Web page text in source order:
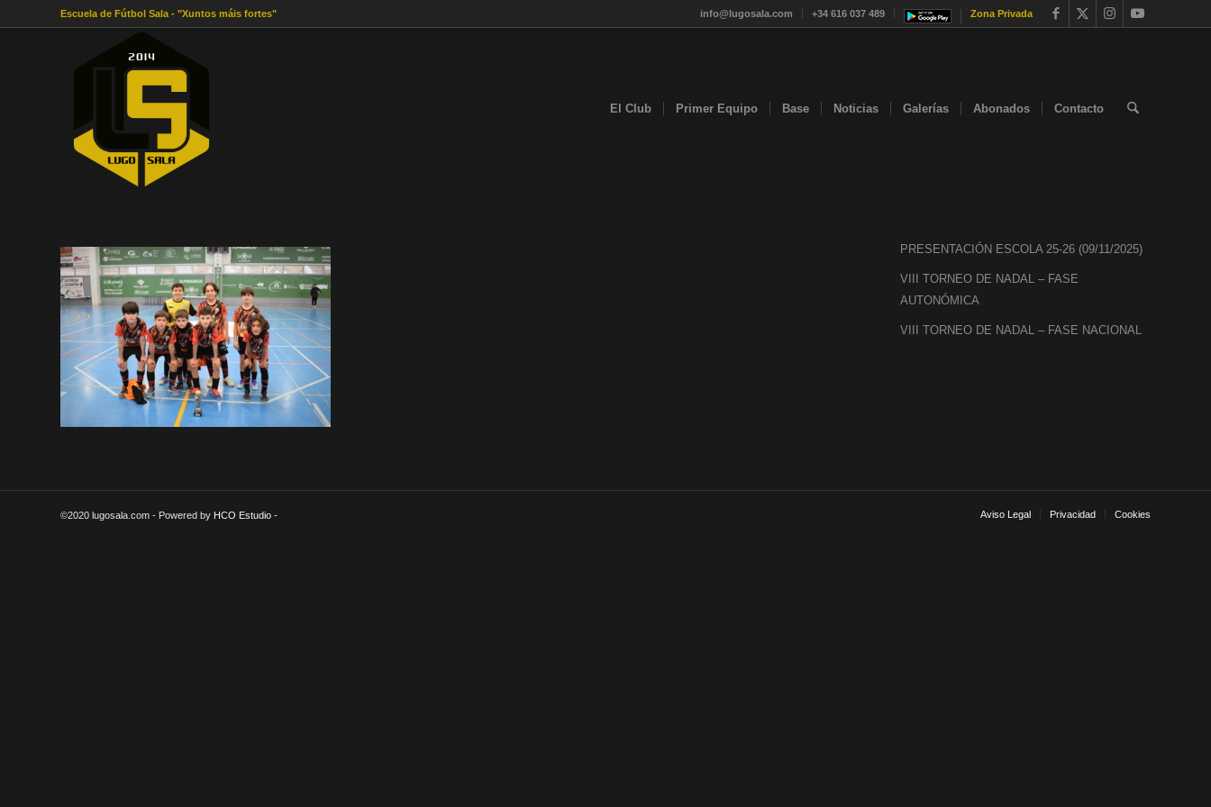
info@lugosala.com +34 616 037 489 Zona Privada
Escuela de Fútbol Sala - "Xuntos máis fortes"
El Club Primer Equipo Base Noticias Galerías Abonados Contacto
PRESENTACIÓN ESCOLA 25-26 (09/11/2025)
VIII TORNEO DE NADAL – FASE
AUTONÓMICA
VIII TORNEO DE NADAL – FASE NACIONAL
©2020 lugosala.com - Powered by HCO Estudio - Aviso Legal Privacidad Cookies